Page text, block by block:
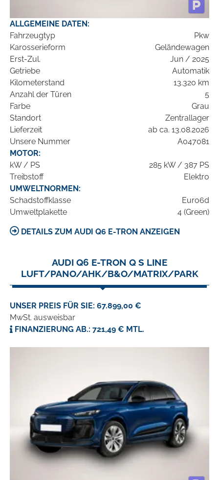
ALLGEMEINE DATEN:
Fahrzeugtyp
Pkw
Karosserieform
Geländewagen
Erst-Zul.
Jun / 2025
Getriebe
Automatik
Kilometerstand
13.320 km
Anzahl der Türen
5
Farbe
Grau
Standort
Zentrallager
Lieferzeit
ab ca. 13.08.2026
Unsere Nummer
A047081
MOTOR:
kW / PS
285 kW / 387 PS
Treibstoff
Elektro
UMWELTNORMEN:
Schadstoffklasse
Euro6d
Umweltplakette
4 (Green)
DETAILS ZUM AUDI Q6 E-TRON ANZEIGEN
AUDI Q6 E-TRON Q S LINE
LUFT/PANO/AHK/B&O/MATRIX/PARK
UNSER PREIS FÜR SIE: 67.899,00 €
MwSt. ausweisbar
FINANZIERUNG AB.: 721,49 € MTL.